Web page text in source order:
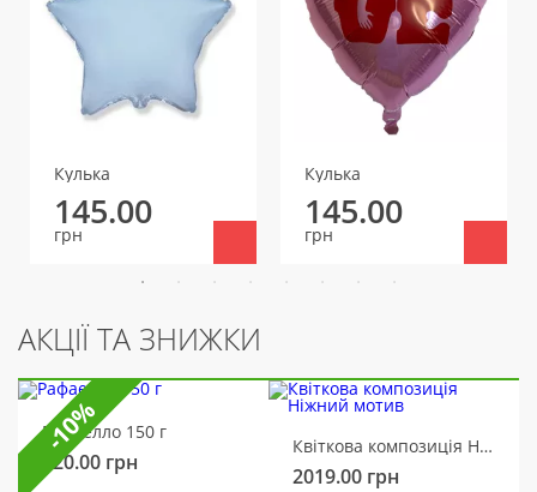
Кулька
145.00
грн
Кулька
145.00
грн
АКЦІЇ ТА ЗНИЖКИ
Рафаелло 150 г
320.00 грн
Квіткова композиція Ніжний мотив
2019.00 грн
-10%